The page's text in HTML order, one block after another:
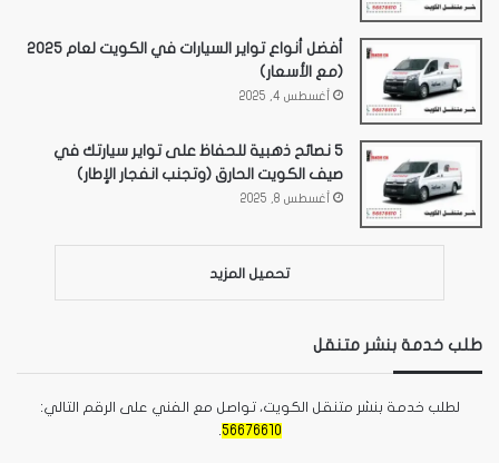
أفضل أنواع تواير السيارات في الكويت لعام 2025
(مع الأسعار)
أغسطس 4, 2025
5 نصائح ذهبية للحفاظ على تواير سيارتك في
صيف الكويت الحارق (وتجنب انفجار الإطار)
أغسطس 8, 2025
تحميل المزيد
طلب خدمة بنشر متنقل
لطلب خدمة بنشر متنقل الكويت، تواصل مع الفني على الرقم التالي:
56676610
.